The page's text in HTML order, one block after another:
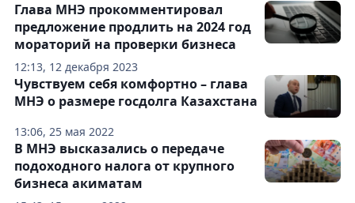
12:13, 12 декабря 2023
Глава МНЭ прокомментировал
предложение продлить на 2024 год
мораторий на проверки бизнеса
13:06, 25 мая 2022
Чувствуем себя комфортно – глава
МНЭ о размере госдолга Казахстана
В МНЭ высказались о передаче
подоходного налога от крупного
бизнеса акиматам